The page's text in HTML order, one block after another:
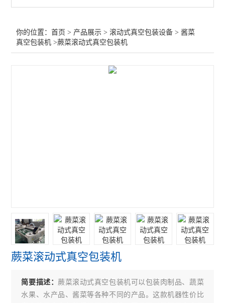
你的位置：首页 > 产品展示 >滚动式真空包装设备 > 酱菜
真空包装机 >蕨菜滚动式真空包装机
蕨菜滚动式真空包装机
简要描述： 蕨菜滚动式真空包装机可以包装肉制品、蔬菜
水果、水产品、酱菜等各种不同的产品。这款机器性价比